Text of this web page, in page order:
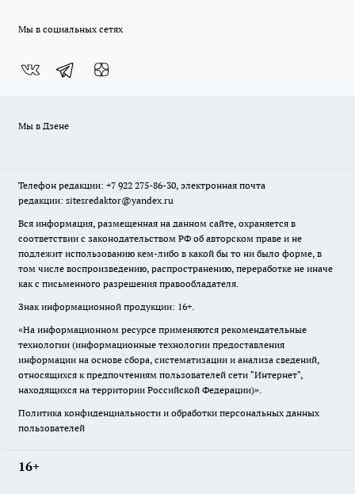
Мы в социальных сетях
Мы в Дзене
Телефон редакции: +7 922 275-86-30, электронная почта
редакции: sitesredaktor@yandex.ru
Вся информация, размещенная на данном сайте, охраняется в
соответствии с законодательством РФ об авторском праве и не
подлежит использованию кем-либо в какой бы то ни было форме, в
том числе воспроизведению, распространению, переработке не иначе
как с письменного разрешения правообладателя.
Знак информационной продукции: 16+.
«На информационном ресурсе применяются рекомендательные
технологии (информационные технологии предоставления
информации на основе сбора, систематизации и анализа сведений,
относящихся к предпочтениям пользователей сети "Интернет",
находящихся на территории Российской Федерации)».
Политика конфиденциальности и обработки персональных данных
пользователей
16+